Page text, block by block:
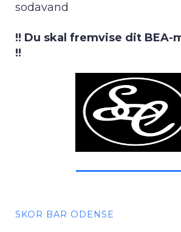
sodavand
!! Du skal fremvise dit BEA-
!!
SKOR BAR ODENSE